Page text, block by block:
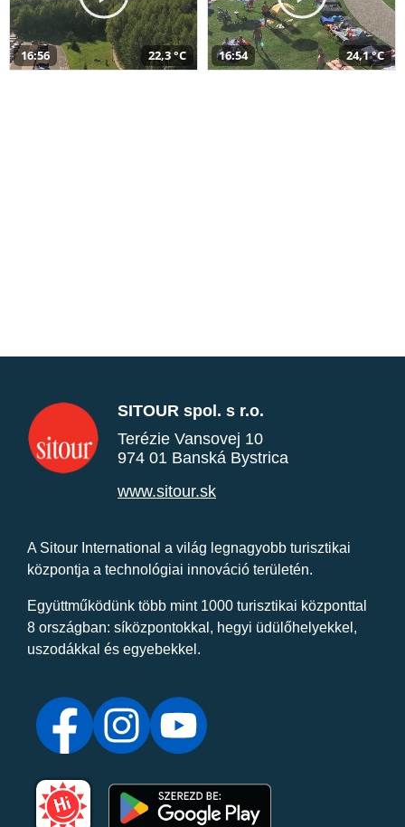
16:56 22,3 °C 16:54 24,1 °C
SITOUR spol. s r.o.
Terézie Vansovej 10
974 01 Banská Bystrica
www.sitour.sk
A Sitour International a világ legnagyobb turisztikai
központja a technológiai innováció területén.
Együttműködünk több mint 1000 turisztikai központtal
8 országban: síközpontokkal, hegyi üdülőhelyekkel,
uszodákkal és egyebekkel.